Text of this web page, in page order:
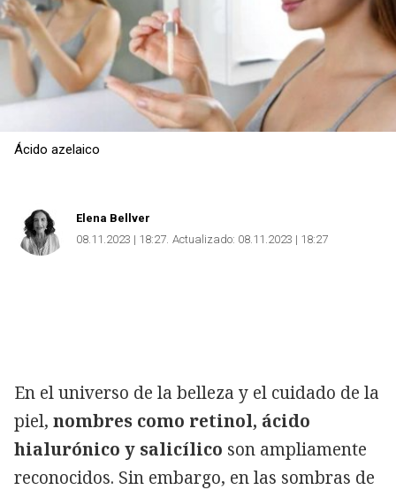
Ácido azelaico
Elena Bellver
08.11.2023 | 18:27 Actualizado: 08.11.2023 | 18:27
En el universo de la belleza y el cuidado de la
piel, nombres como retinol, ácido
hialurónico y salicílico son ampliamente
reconocidos. Sin embargo, en las sombras de